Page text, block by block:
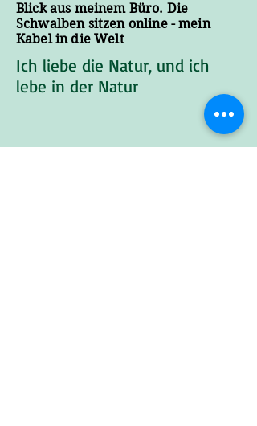
Blick aus meinem Büro. Die
Schwalben sitzen online - mein
Kabel in die Welt
Ich liebe die Natur, und ich
lebe in der Natur